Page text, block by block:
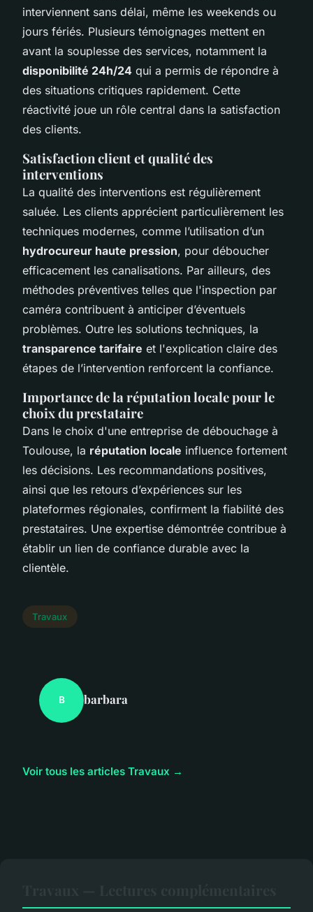
interviennent sans délai, même les weekends ou
jours fériés. Plusieurs témoignages mettent en
avant la souplesse des services, notamment la
disponibilité 24h/24 qui a permis de répondre à
des situations critiques rapidement. Cette
réactivité joue un rôle central dans la satisfaction
des clients.
Satisfaction client et qualité des
interventions
La qualité des interventions est régulièrement
saluée. Les clients apprécient particulièrement les
techniques modernes, comme l’utilisation d’un
hydrocureur haute pression, pour déboucher
efficacement les canalisations. Par ailleurs, des
méthodes préventives telles que l'inspection par
caméra contribuent à anticiper d’éventuels
problèmes. Outre les solutions techniques, la
transparence tarifaire et l'explication claire des
étapes de l’intervention renforcent la confiance.
Importance de la réputation locale pour le
choix du prestataire
Dans le choix d'une entreprise de débouchage à
Toulouse, la réputation locale influence fortement
les décisions. Les recommandations positives,
ainsi que les retours d’expériences sur les
plateformes régionales, confirment la fiabilité des
prestataires. Une expertise démontrée contribue à
établir un lien de confiance durable avec la
clientèle.
Travaux
B barbara
Voir tous les articles Travaux →